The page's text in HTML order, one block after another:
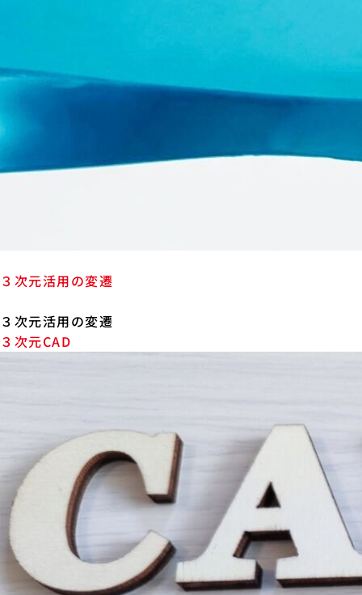
３次元活用の変遷
３次元活用の変遷
３次元CAD